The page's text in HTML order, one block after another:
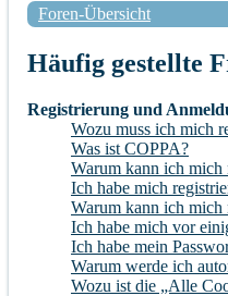
Foren-Übersicht
Häufig gestellte
Registrierung und
Wozu muss ich mich
Was ist COPPA?
Warum kann ich mich
Ich habe mich
Warum kann ich mich
Ich habe mich vor
Ich habe mein
Warum werde ich
Wozu ist die „Alle